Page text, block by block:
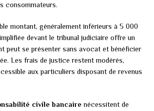
consommateurs.
montant, généralement inférieurs à 5 000
devant le tribunal judiciaire offre un
peut se présenter sans avocat et bénéficier
Les frais de justice restent modérés,
aux particuliers disposant de revenus
civile bancaire nécessitent de